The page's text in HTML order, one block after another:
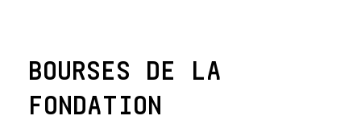
BOURSES DE LA
FONDATION